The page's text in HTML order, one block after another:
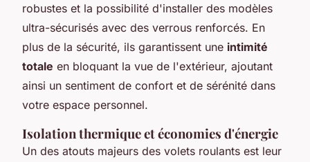
robustes et la possibilité d'installer des modèles
ultra-sécurisés avec des verrous renforcés. En
plus de la sécurité, ils garantissent une intimité
totale en bloquant la vue de l'extérieur, ajoutant
ainsi un sentiment de confort et de sérénité dans
votre espace personnel.
Isolation thermique et économies d'énergie
Un des atouts majeurs des volets roulants est leur